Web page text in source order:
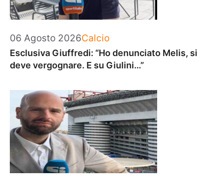
06 Agosto 2026Categorie
Calcio
Esclusiva Giuffredi: “Ho denunciato Melis, si
deve vergognare. E su Giulini…”